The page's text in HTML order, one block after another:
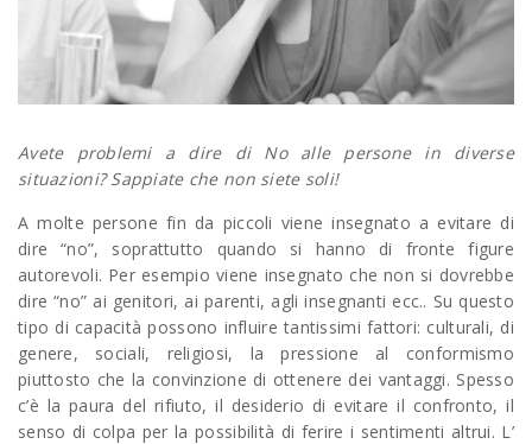
Avete problemi a dire di No alle persone in diverse
situazioni? Sappiate che non siete soli!
A molte persone fin da piccoli viene insegnato a evitare di
dire “no”, soprattutto quando si hanno di fronte figure
autorevoli. Per esempio viene insegnato che non si dovrebbe
dire “no” ai genitori, ai parenti, agli insegnanti ecc.. Su questo
tipo di capacità possono influire tantissimi fattori: culturali, di
genere, sociali, religiosi, la pressione al conformismo
piuttosto che la convinzione di ottenere dei vantaggi. Spesso
c’è la paura del rifiuto, il desiderio di evitare il confronto, il
senso di colpa per la possibilità di ferire i sentimenti altrui. L’